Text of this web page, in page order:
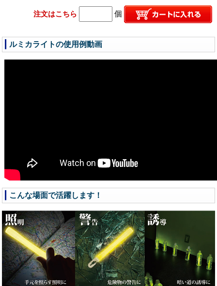
注文はこちら 個
ルミカライトの使用例動画
こんな場面で活躍します！